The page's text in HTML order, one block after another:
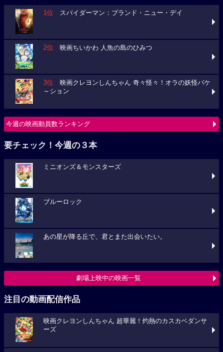
1位 スパイダーマン：ブランド・ニュー・デイ
2位 映画ちいかわ 人魚の島のひみつ
3位 映画クレヨンしんちゃん 奇々怪々！オラの妖怪バケ
～ション
今週の映画動員数ランキング
要チェック！今週の３本
ミニオンズ＆モンスターズ
ブルーロック
あの星が降る丘で、君とまた出会いたい。
劇場上映中の映画一覧
注目の動画配信作品
映画クレヨンしんちゃん 超華麗！灼熱のカスカベダンサ
ーズ